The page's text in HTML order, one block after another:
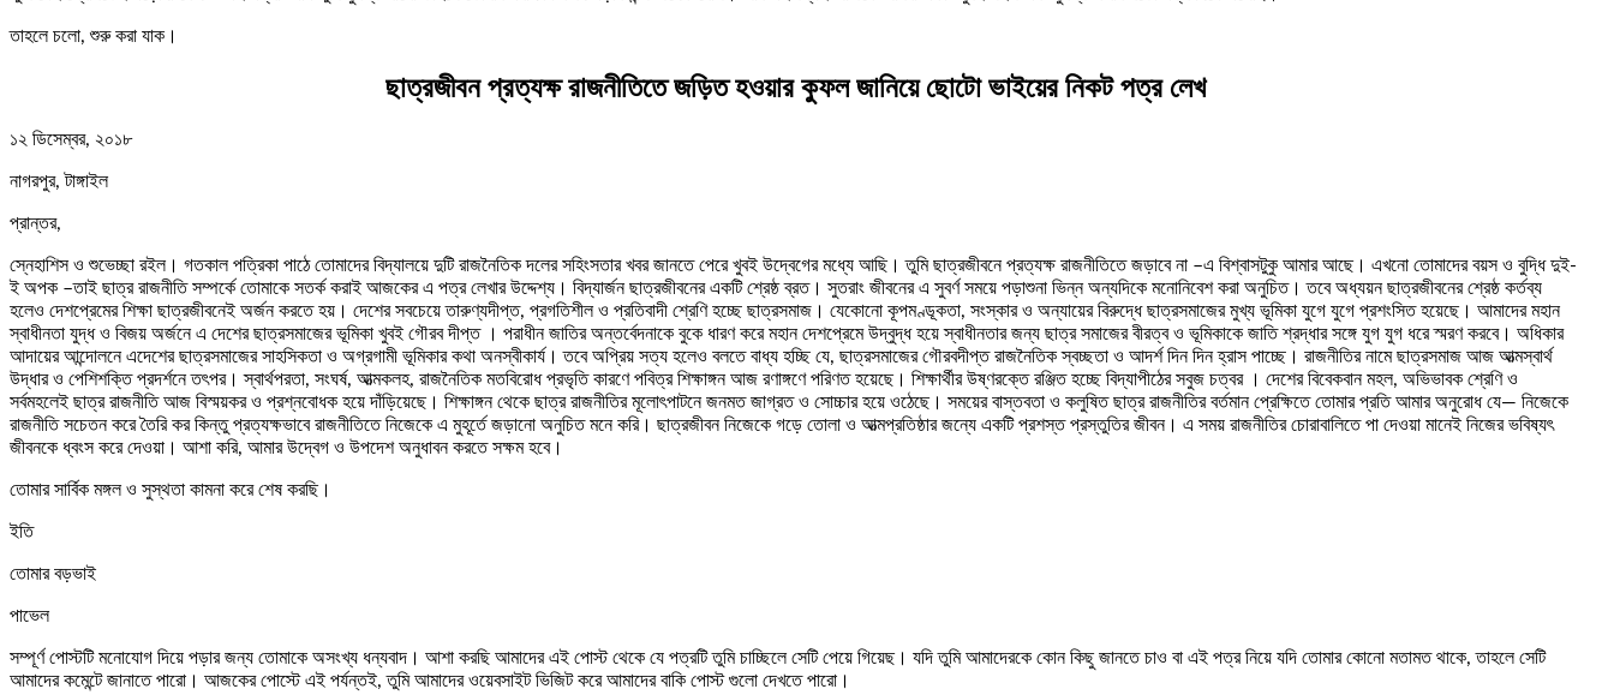
তাহলে চলো, শুরু করা যাক।
ছাত্রজীবন প্রত্যক্ষ রাজনীতিতে জড়িত হওয়ার কুফল জানিয়ে ছোটো ভাইয়ের নিকট পত্র লেখ
১২ ডিসেম্বর, ২০১৮
নাগরপুর, টাঙ্গাইল
প্রান্তর,
স্নেহাশিস ও শুভেচ্ছা রইল। গতকাল পত্রিকা পাঠে তোমাদের বিদ্যালয়ে দুটি রাজনৈতিক দলের সহিংসতার খবর জানতে পেরে খুবই উদ্বেগের মধ্যে আছি। তুমি ছাত্রজীবনে প্রত্যক্ষ রাজনীতিতে জড়াবে না –এ বিশ্বাসটুকু আমার আছে। এখনো তোমাদের বয়স ও বুদ্ধি দুই-
ই অপক –তাই ছাত্র রাজনীতি সম্পর্কে তোমাকে সতর্ক করাই আজকের এ পত্র লেখার উদ্দেশ্য। বিদ্যার্জন ছাত্রজীবনের একটি শ্রেষ্ঠ ব্রত। সুতরাং জীবনের এ সুবর্ণ সময়ে পড়াশুনা ভিন্ন অন্যদিকে মনোনিবেশ করা অনুচিত। তবে অধ্যয়ন ছাত্রজীবনের শ্রেষ্ঠ কর্তব্য
হলেও দেশপ্রেমের শিক্ষা ছাত্রজীবনেই অর্জন করতে হয়। দেশের সবচেয়ে তারুণ্যদীপ্ত, প্রগতিশীল ও প্রতিবাদী শ্রেণি হচ্ছে ছাত্রসমাজ। যেকোনো কূপমণ্ডূকতা, সংস্কার ও অন্যায়ের বিরুদ্ধে ছাত্রসমাজের মুখ্য ভূমিকা যুগে যুগে প্রশংসিত হয়েছে। আমাদের মহান
স্বাধীনতা যুদ্ধ ও বিজয় অর্জনে এ দেশের ছাত্রসমাজের ভূমিকা খুবই গৌরব দীপ্ত । পরাধীন জাতির অন্তর্বেদনাকে বুকে ধারণ করে মহান দেশপ্রেমে উদ্বুদ্ধ হয়ে স্বাধীনতার জন্য ছাত্র সমাজের বীরত্ব ও ভূমিকাকে জাতি শ্রদ্ধার সঙ্গে যুগ যুগ ধরে স্মরণ করবে। অধিকার
আদায়ের আন্দোলনে এদেশের ছাত্রসমাজের সাহসিকতা ও অগ্রগামী ভূমিকার কথা অনস্বীকার্য। তবে অপ্রিয় সত্য হলেও বলতে বাধ্য হচ্ছি যে, ছাত্রসমাজের গৌরবদীপ্ত রাজনৈতিক স্বচ্ছতা ও আদর্শ দিন দিন হ্রাস পাচ্ছে। রাজনীতির নামে ছাত্রসমাজ আজ আত্মস্বার্থ
উদ্ধার ও পেশিশক্তি প্রদর্শনে তৎপর। স্বার্থপরতা, সংঘর্ষ, আত্মকলহ, রাজনৈতিক মতবিরোধ প্রভৃতি কারণে পবিত্র শিক্ষাঙ্গন আজ রণাঙ্গণে পরিণত হয়েছে। শিক্ষার্থীর উষ্ণরক্তে রঞ্জিত হচ্ছে বিদ্যাপীঠের সবুজ চত্বর । দেশের বিবেকবান মহল, অভিভাবক শ্রেণি ও
সর্বমহলেই ছাত্র রাজনীতি আজ বিস্ময়কর ও প্রশ্নবোধক হয়ে দাঁড়িয়েছে। শিক্ষাঙ্গন থেকে ছাত্র রাজনীতির মূলোৎপাটনে জনমত জাগ্রত ও সোচ্চার হয়ে ওঠেছে। সময়ের বাস্তবতা ও কলুষিত ছাত্র রাজনীতির বর্তমান প্রেক্ষিতে তোমার প্রতি আমার অনুরোধ যে— নিজেকে
রাজনীতি সচেতন করে তৈরি কর কিন্তু প্রত্যক্ষভাবে রাজনীতিতে নিজেকে এ মুহূর্তে জড়ানো অনুচিত মনে করি। ছাত্রজীবন নিজেকে গড়ে তোলা ও আত্মপ্রতিষ্ঠার জন্যে একটি প্রশস্ত প্রস্তুতির জীবন। এ সময় রাজনীতির চোরাবালিতে পা দেওয়া মানেই নিজের ভবিষ্যৎ
জীবনকে ধ্বংস করে দেওয়া। আশা করি, আমার উদ্বেগ ও উপদেশ অনুধাবন করতে সক্ষম হবে।
তোমার সার্বিক মঙ্গল ও সুস্থতা কামনা করে শেষ করছি।
ইতি
তোমার বড়ভাই
পাভেল
সম্পূর্ণ পোস্টটি মনোযোগ দিয়ে পড়ার জন্য তোমাকে অসংখ্য ধন্যবাদ। আশা করছি আমাদের এই পোস্ট থেকে যে পত্রটি তুমি চাচ্ছিলে সেটি পেয়ে গিয়েছ। যদি তুমি আমাদেরকে কোন কিছু জানতে চাও বা এই পত্র নিয়ে যদি তোমার কোনো মতামত থাকে, তাহলে সেটি
আমাদের কমেন্টে জানাতে পারো। আজকের পোস্টে এই পর্যন্তই, তুমি আমাদের ওয়েবসাইট ভিজিট করে আমাদের বাকি পোস্ট গুলো দেখতে পারো।